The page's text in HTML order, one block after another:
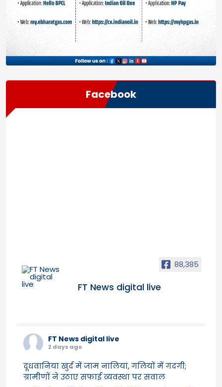
Facebook
88,385
FT News digital live
FT News digital live
2 days ago
दूधवानिया खुर्द में जाम नालियां, गलियों में गंदगी;
ग्रामीणों ने उठाए सफाई व्यवस्था पर सवाल